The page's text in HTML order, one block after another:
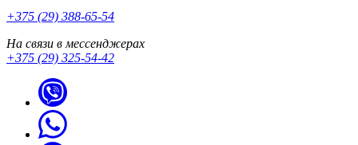
+375 (29) 388-65-54
На связи в мессенджерах
+375 (29) 325-54-42